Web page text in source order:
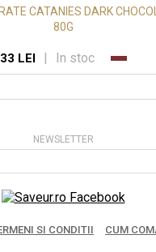
CATANIES DARK
80G
33 LEI In stoc
NEWSLETTER
SI CONDITII CUM